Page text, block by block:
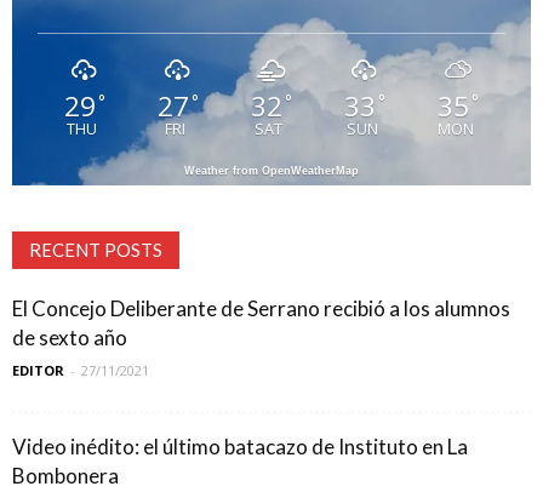
29°
THU
27°
FRI
32 °
SAT
33 °
SUN
35 °
MON
Weather from OpenWeatherMap
RECENT POSTS
El Concejo Deliberante de Serrano recibió a los alumnos
de sexto año
EDITOR - 27/11/2021
Video inédito: el último batacazo de Instituto en La
Bombonera